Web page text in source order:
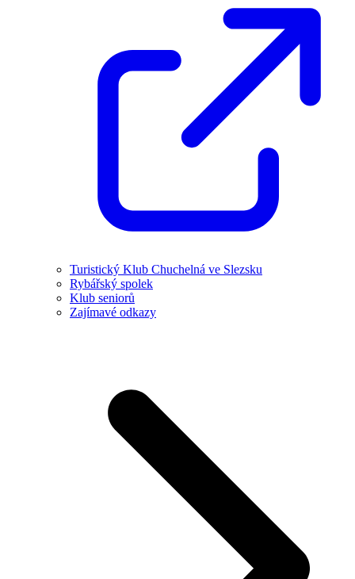
Turistický Klub Chuchelná ve Slezsku
Rybářský spolek
Klub seniorů
Zajímavé odkazy